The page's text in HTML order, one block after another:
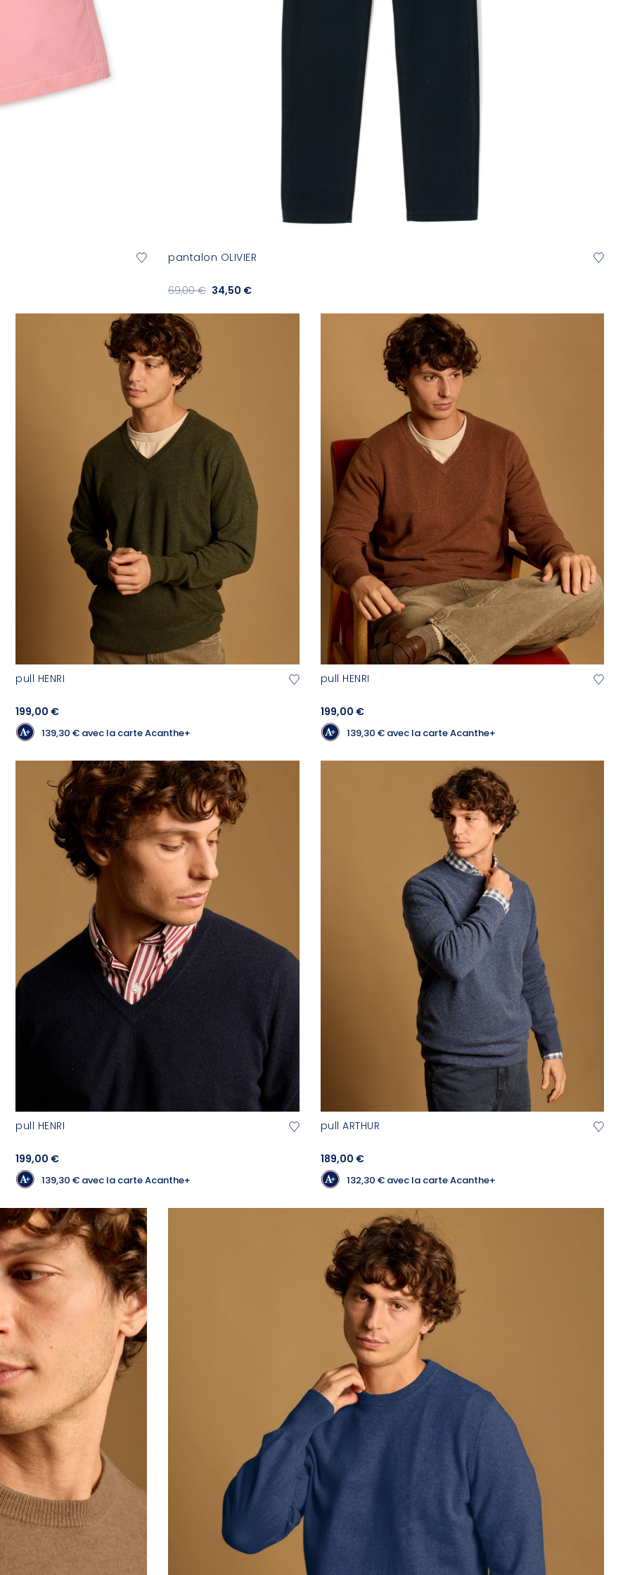
pantalon OLIVIER
34,50 €
69,00 €
pull HENRI
199,00 €
139,30 € avec la carte Acanthe+
pull HENRI
199,00 €
139,30 € avec la carte Acanthe+
pull HENRI
199,00 €
139,30 € avec la carte Acanthe+
pull ARTHUR
189,00 €
132,30 € avec la carte Acanthe+